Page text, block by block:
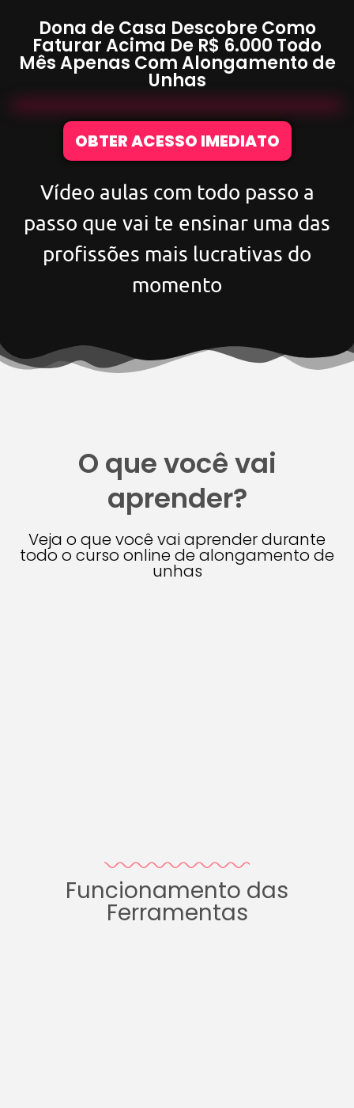
Dona de Casa Descobre Como
Faturar Acima De R$ 6.000 Todo
Mês Apenas ComAlongamento de
Unhas
OBTER ACESSO IMEDIATO
Vídeo aulas com todo passo a
passo que vai te ensinar uma das
profissões mais lucrativas do
momento
O que você vai
aprender?
Veja o que você vai aprender durante
todo o curso online de alongamento de
unhas
Funcionamento das
Ferramentas